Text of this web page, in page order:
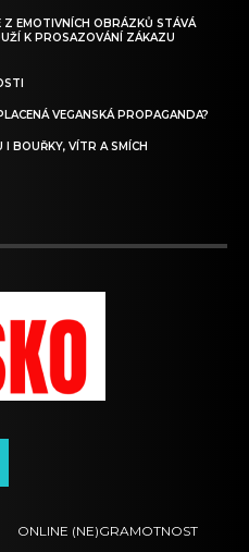
EMOTIVNÍCH OBRÁZKŮ STÁVÁ
K PROSAZOVÁNÍ ZÁKAZU
VEGANSKÁ PROPAGANDA?
BOUŘKY, VÍTR A SMÍCH
ONLINE (NE)GRAMOTNOST